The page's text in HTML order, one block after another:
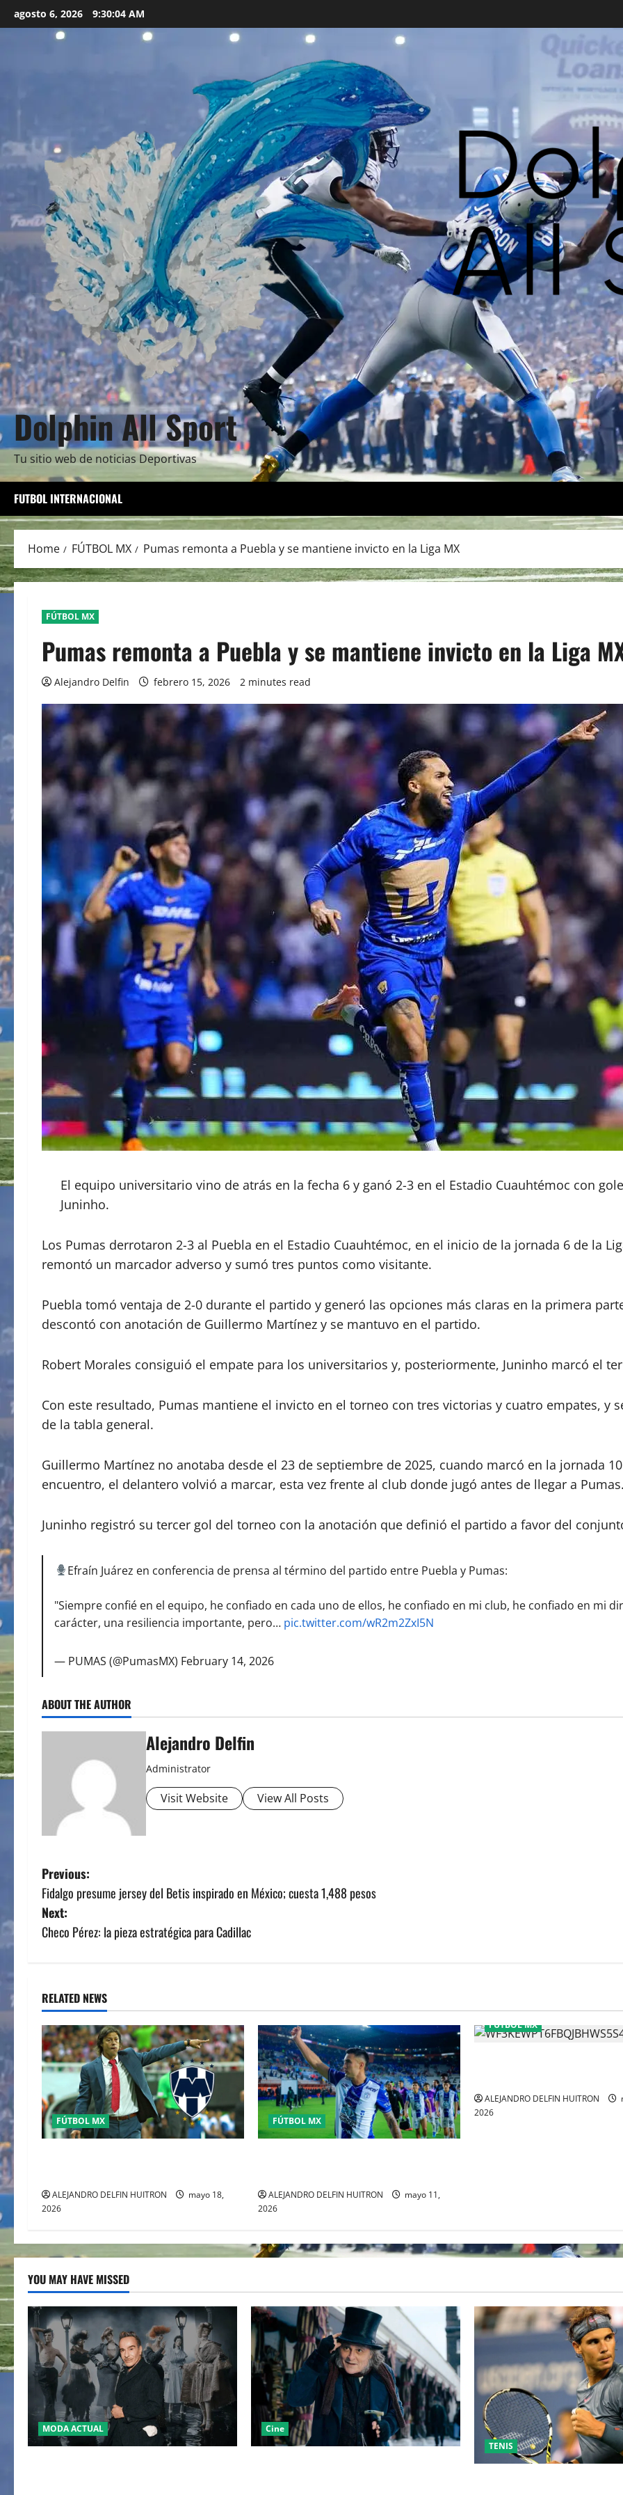
to
agosto 6, 2026 9:30:06 AM
Dolphin All Sport
Tu sitio web de noticias Deportivas
FUTBOL INTERNACIONAL
Home FÚTBOL MX Pumas remonta a Puebla y se mantiene invicto en la Liga MX
FÚTBOL MX
Pumas remonta a Puebla y se mantiene invicto en la Liga
Alejandro Delfin febrero 15, 2026 2 minutes read
El equipo universitario vino de atrás en la fecha 6 y ganó 2-3 en el Estadio Cuauhtémoc con
Juninho.
Los Pumas derrotaron 2-3 al Puebla en el Estadio Cuauhtémoc, en el inicio de la jornada 6 de la
remontó un marcador adverso y sumó tres puntos como visitante.
Puebla tomó ventaja de 2-0 durante el partido y generó las opciones más claras en la primera
descontó con anotación de Guillermo Martínez y se mantuvo en el partido.
Robert Morales consiguió el empate para los universitarios y, posteriormente, Juninho marcó el
Con este resultado, Pumas mantiene el invicto en el torneo con tres victorias y cuatro empates, y
de la tabla general.
Guillermo Martínez no anotaba desde el 23 de septiembre de 2025, cuando marcó en la jornada
encuentro, el delantero volvió a marcar, esta vez frente al club donde jugó antes de llegar a
Juninho registró su tercer gol del torneo con la anotación que definió el partido a favor del
Efraín Juárez en conferencia de prensa al término del partido entre Puebla y Pumas:
"Siempre confié en el equipo, he confiado en cada uno de ellos, he confiado en mi club, he confiado en mi
carácter, una resiliencia importante, pero… pic.twitter.com/wR2m2ZxI5N
— PUMAS (@PumasMX) February 14, 2026
ABOUT THE AUTHOR
Alejandro Delfin
Administrator
Visit Website View All Posts
P
o
s
n
a
v
i
g
a
i
n
Previous:
Fidalgo presume jersey del Betis inspirado en México; cuesta 1,488 pesos
Next:
Checo Pérez: la pieza estratégica para Cadillac
RELATED NEWS
FÚTBOL MX
ALEJANDRO DELFIN HUITRON
mayo 18,
2026
FÚTBOL MX
ALEJANDRO DELFIN HUITRON
mayo 11,
2026
FÚTBOL MX
ALEJANDRO DELFIN HUITRON
2026
YOU MAY HAVE MISSED
MODA ACTUAL Cine
TENIS